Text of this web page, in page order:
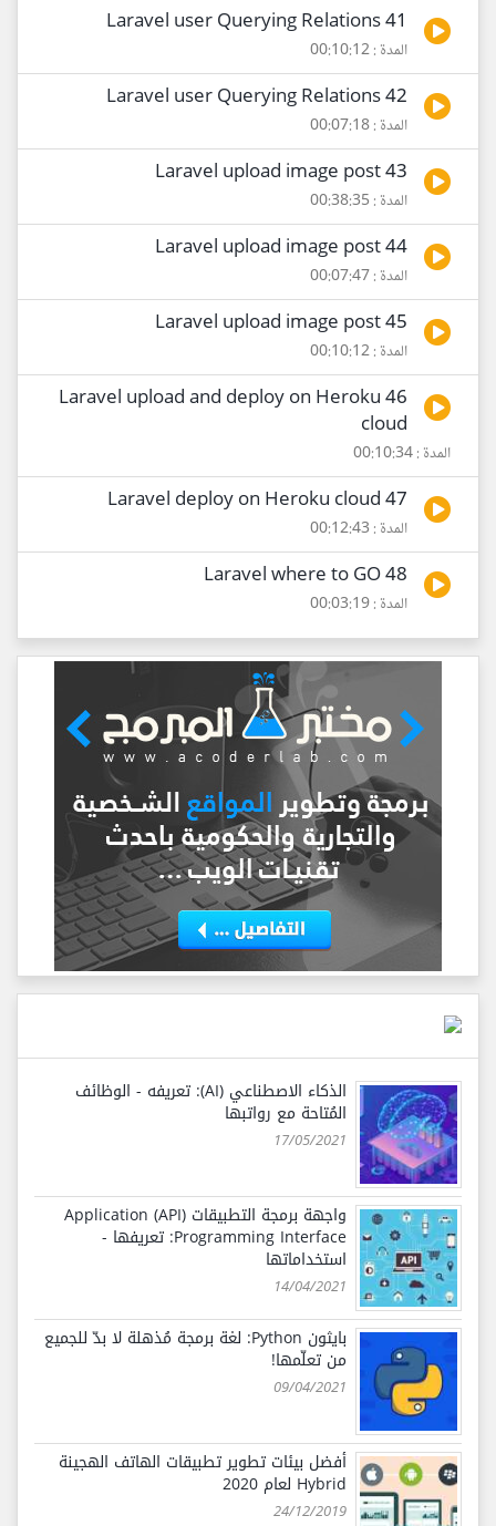
41 Laravel user Querying Relations
المدة : 00:10:12
42 Laravel user Querying Relations
المدة : 00:07:18
43 Laravel upload image post
المدة : 00:38:35
44 Laravel upload image post
المدة : 00:07:47
45 Laravel upload image post
المدة : 00:10:12
46 Laravel upload and deploy on Heroku
cloud
المدة : 00:10:34
47 Laravel deploy on Heroku cloud
المدة : 00:12:43
48 Laravel where to GO
المدة : 00:03:19
الذكاء الاصطناعي (AI): تعريفه - الوظائف
المُتاحة مع رواتبها
17/05/2021
واجهة برمجة التطبيقات (API) Application
Programming Interface: تعريفها -
استخداماتها
14/04/2021
بايثون Python: لغة برمجة مُذهلة لا بدّ للجميع
من تعلّمها!
09/04/2021
أفضل بيئات تطوير تطبيقات الهاتف الهجينة
Hybrid لعام 2020
24/12/2019